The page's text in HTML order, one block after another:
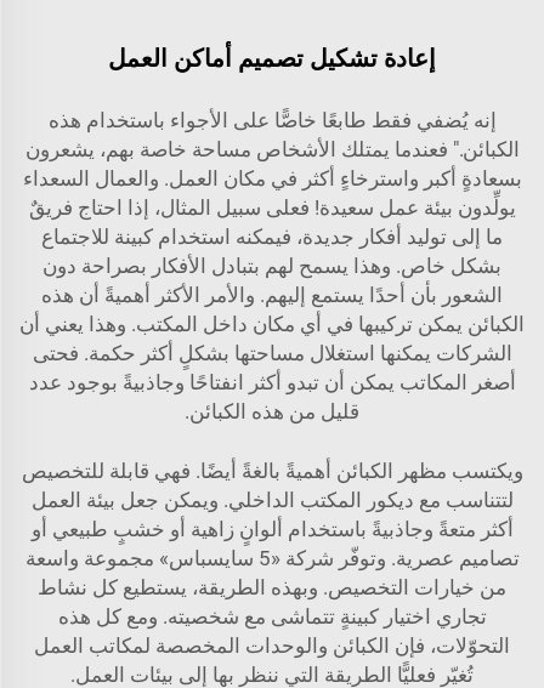
إعادة تشكيل تصميم أماكن العمل
إنه يُضفي فقط طابعًا خاصًّا على الأجواء باستخدام هذه
الكبائن." فعندما يمتلك الأشخاص مساحة خاصة بهم، يشعرون
بسعادةٍ أكبر واسترخاءٍ أكثر في مكان العمل. والعمال السعداء
يولِّدون بيئة عمل سعيدة! فعلى سبيل المثال، إذا احتاج فريقٌ
ما إلى توليد أفكار جديدة، فيمكنه استخدام كبينة للاجتماع
بشكل خاص. وهذا يسمح لهم بتبادل الأفكار بصراحة دون
الشعور بأن أحدًا يستمع إليهم. والأمر الأكثر أهميةً أن هذه
الكبائن يمكن تركيبها في أي مكان داخل المكتب. وهذا يعني أن
الشركات يمكنها استغلال مساحتها بشكلٍ أكثر حكمة. فحتى
أصغر المكاتب يمكن أن تبدو أكثر انفتاحًا وجاذبيةً بوجود عدد
قليل من هذه الكبائن.
ويكتسب مظهر الكبائن أهميةً بالغةً أيضًا. فهي قابلة للتخصيص
لتتناسب مع ديكور المكتب الداخلي. ويمكن جعل بيئة العمل
أكثر متعةً وجاذبيةً باستخدام ألوانٍ زاهية أو خشبٍ طبيعي أو
تصاميم عصرية. وتوفّر شركة «5 سايسباس» مجموعة واسعة
من خيارات التخصيص. وبهذه الطريقة، يستطيع كل نشاط
تجاري اختيار كبينةٍ تتماشى مع شخصيته. ومع كل هذه
التحوّلات، فإن الكبائن والوحدات المخصصة لمكاتب العمل
تُغيّر فعليًّا الطريقة التي ننظر بها إلى بيئات العمل.